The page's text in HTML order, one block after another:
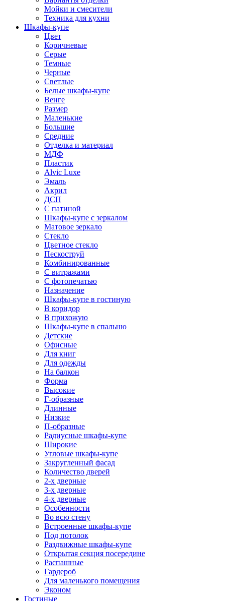
Мойки и смесители
Техника для кухни
Шкафы-купе
Цвет
Коричневые
Серые
Темные
Черные
Светлые
Белые шкафы-купе
Венге
Размер
Маленькие
Большие
Средние
Отделка и материал
МДФ
Пластик
Alvic Luxe
Эмаль
Акрил
ДСП
С патиной
Шкафы-купе с зеркалом
Матовое зеркало
Стекло
Цветное стекло
Пескоструй
Комбинированные
С витражами
С фотопечатью
Назначение
Шкафы-купе в гостиную
В коридор
В прихожую
Шкафы-купе в спальню
Детские
Офисные
Для книг
Для одежды
На балкон
Форма
Высокие
Г-образные
Длинные
Низкие
П-образные
Радиусные шкафы-купе
Широкие
Угловые шкафы-купе
Закругленный фасад
Количество дверей
2-х дверные
3-х дверные
4-х дверные
Особенности
Во всю стену
Встроенные шкафы-купе
Под потолок
Раздвижные шкафы-купе
Открытая секция посередине
Распашные
Гардероб
Для маленького помещения
Эконом
Гостиные